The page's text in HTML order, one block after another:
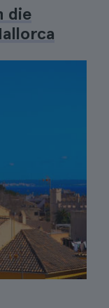
die